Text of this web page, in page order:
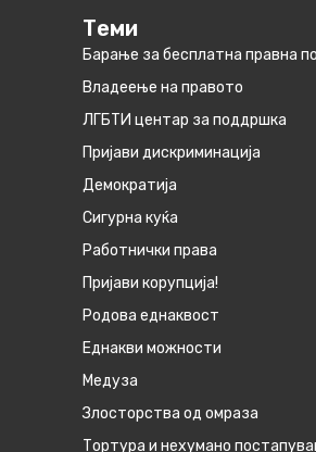
Теми
Барање за бесплатна правна
Владеење на правото
ЛГБТИ центар за поддршка
Пријави дискриминација
Демократија
Сигурна куќа
Работнички права
Пријави корупција!
Родова еднаквост
Eднакви можности
Медуза
Злосторства од омраза
Тортура и нехумано